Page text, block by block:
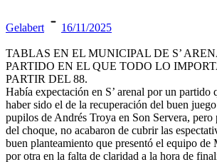
Gelabert 16/11/2025
TABLAS EN EL MUNICIPAL DE S’
PARTIDO EN EL QUE TODO LO
PARTIR DEL 88.
Había expectación en S’ arenal por un partido
haber sido el de la recuperación del buen
pupilos de Andrés Troya en Son Servera, pero
del choque, no acabaron de cubrir las
buen planteamiento que presentó el equipo
por otra en la falta de claridad a la hora de